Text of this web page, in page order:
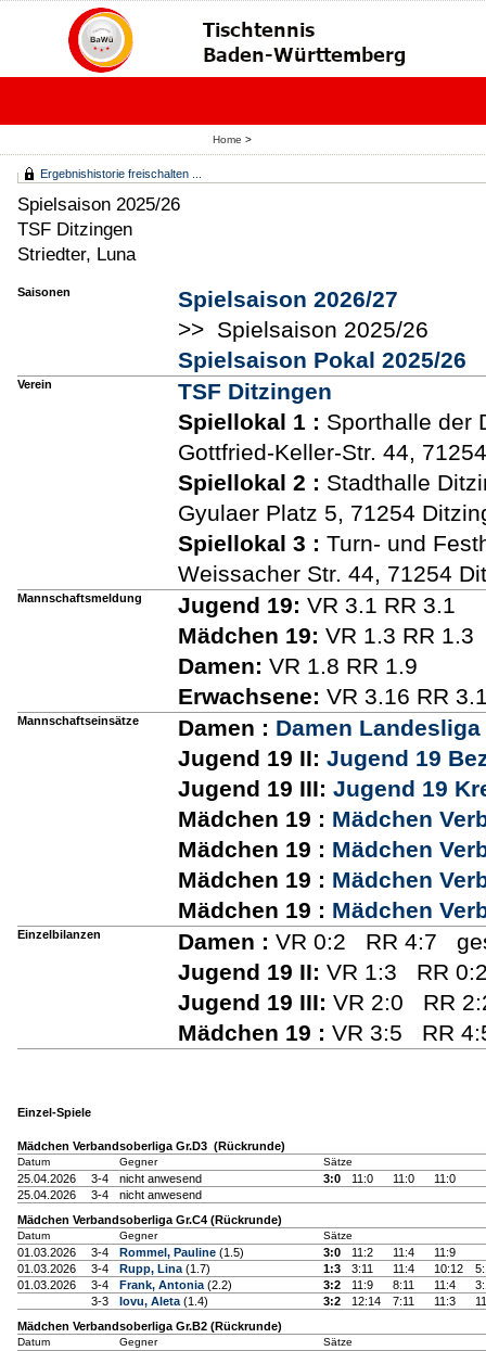
Home >
Ergebnishistorie freischalten ...
Spielsaison 2025/26
TSF Ditzingen
Striedter, Luna
Saisonen
Spielsaison 2026/27
>> Spielsaison 2025/26
Spielsaison Pokal 2025/26
Verein
TSF Ditzingen
Spiellokal 1 : Sporthalle der
Gottfried-Keller-Str. 44,
Spiellokal 2 : Stadthalle
Gyulaer Platz 5, 71254
Spiellokal 3 : Turn- und
Weissacher Str. 44, 71254
Mannschaftsmeldung Jugend 19: VR 3.1 RR 3.1
Mädchen 19: VR 1.3 RR 1.3
Damen: VR 1.8 RR 1.9
Erwachsene: VR 3.16 RR
Mannschaftseinsätze Damen : Damen Landesliga
Jugend 19 II: Jugend 19
Jugend 19 III: Jugend 19
Mädchen 19 : Mädchen
Mädchen 19 : Mädchen
Mädchen 19 : Mädchen
Mädchen 19 : Mädchen
Einzelbilanzen Damen : VR 0:2 RR 4:7
Jugend 19 II: VR 1:3 RR
Jugend 19 III: VR 2:0 RR
Mädchen 19 : VR 3:5 RR
Einzel-Spiele
Mädchen Verbandsoberliga Gr.D3 (Rückrunde)
Datum Gegner Sätze
25.04.2026 3-4 nicht anwesend 3:0 11:0 11:0
11:0
25.04.2026
3-4
nicht anwesend
Mädchen Verbandsoberliga Gr.C4 (Rückrunde)
Datum Gegner Sätze
01.03.2026 3-4 Rommel, Pauline (1.5) 3:0 11:2 11:4
11:9
01.03.2026
3-4 Rupp, Lina (1.7) 1:3 3:11 11:4 10:12
01.03.2026
3-4 Frank, Antonia (2.2) 3:2 11:9 8:11 11:4
3-3
Iovu, Aleta (1.4) 3:2 12:14 7:11 11:3
Mädchen Verbandsoberliga Gr.B2 (Rückrunde)
Datum Gegner Sätze